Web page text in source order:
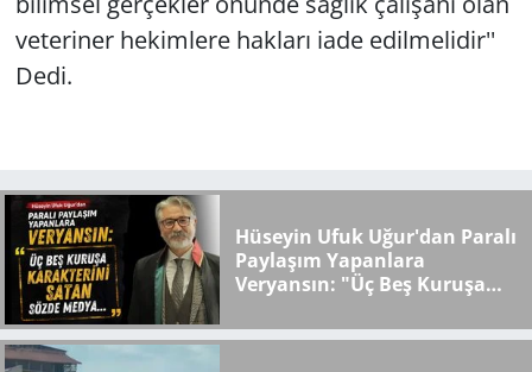
veteriner hekimlere hakları iade edilmelidir''
Dedi.
Hüseyin Ufuk Uğur'dan Paralı
Paylaşım Yapanlara
Veryansın: "Üç Beş Kuruşa
Medya..."